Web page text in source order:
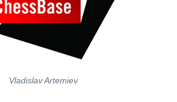
Vladislav Artemiev